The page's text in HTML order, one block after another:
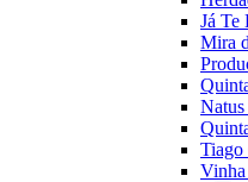
Já Te
Mira
Tiago
Vinha